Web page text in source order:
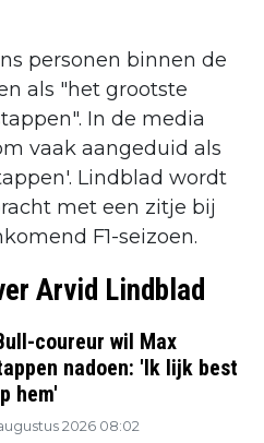
personen binnen de
als "het grootste
In de media
vaak aangeduid als
Lindblad wordt
met een zitje bij
F1-seizoen.
Arvid Lindblad
coureur wil Max
nadoen: 'Ik lijk best
hem'
2026 08:02